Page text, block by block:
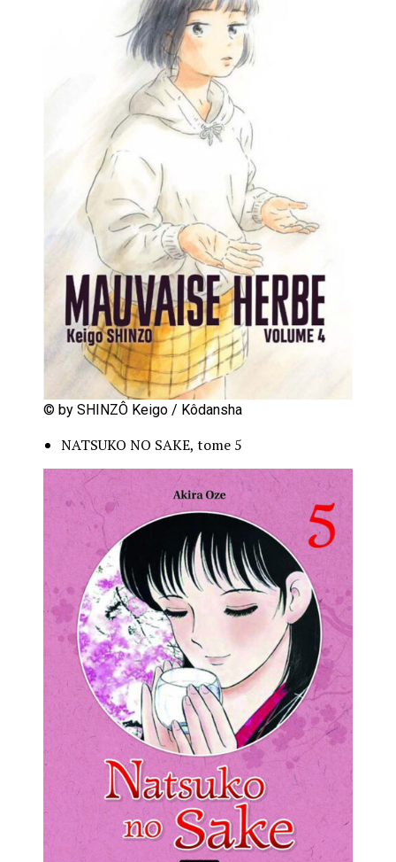
© by SHINZÔ Keigo / Kôdansha
NATSUKO NO SAKE, tome 5